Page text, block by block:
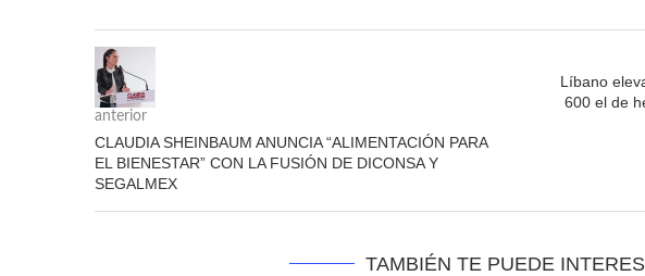
anterior
CLAUDIA SHEINBAUM ANUNCIA “ALIMENTACIÓN PARA
EL BIENESTAR” CON LA FUSIÓN DE DICONSA Y
SEGALMEX
Líbano
600 el de
TAMBIÉN TE PUEDE